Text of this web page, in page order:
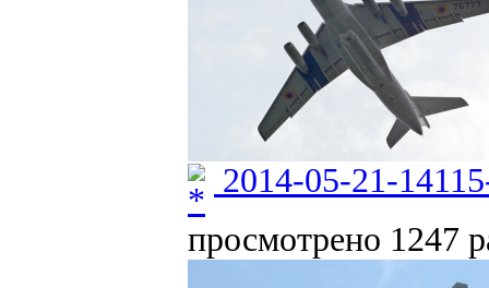
2014-05-21-
просмотрено 1247